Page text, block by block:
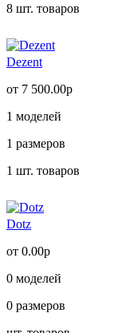
8 шт. товаров
Dezent
от 7 500.00р
1 моделей
1 размеров
1 шт. товаров
Dotz
от 0.00р
0 моделей
0 размеров